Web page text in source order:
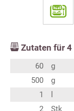
Zutaten für 4
60 g
500
g
1
2
Stk